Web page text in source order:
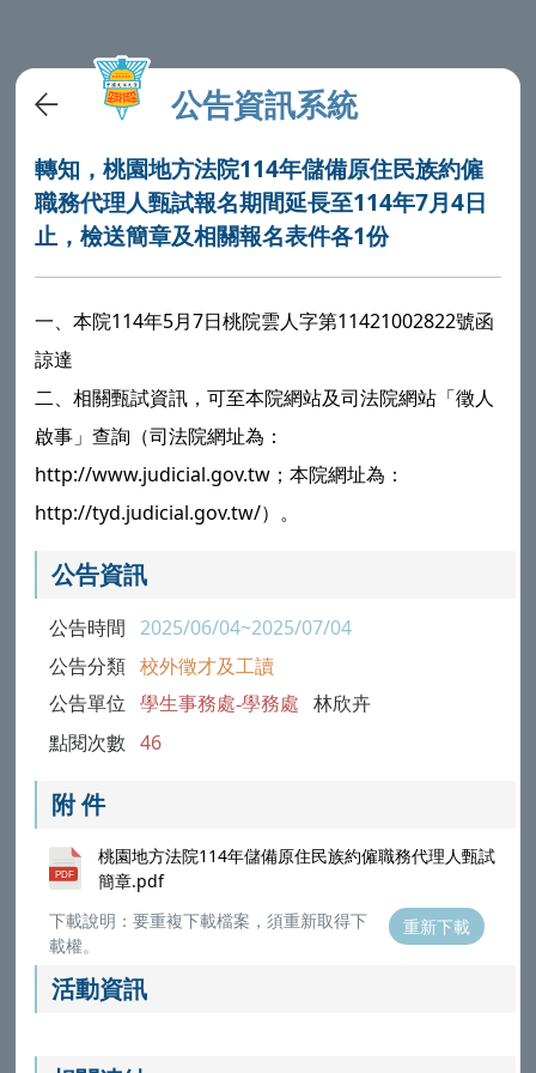
公告資訊系統
轉知，桃園地方法院114年儲備原住民族約僱
職務代理人甄試報名期間延長至114年7月4日
止，檢送簡章及相關報名表件各1份
一、本院114年5月7日桃院雲人字第11421002822號函
諒達
二、相關甄試資訊，可至本院網站及司法院網站「徵人
啟事」查詢（司法院網址為：
http://www.judicial.gov.tw；本院網址為：
http://tyd.judicial.gov.tw/）。
公告資訊
公告時間 2025/06/04~2025/07/04
公告分類 校外徵才及工讀
公告單位 學生事務處-學務處 林欣卉
點閱次數 46
附 件
桃園地方法院114年儲備原住民族約僱職務代理人甄試
簡章.pdf
下載說明：要重複下載檔案，須重新取得下
載權。
重新下載
活動資訊